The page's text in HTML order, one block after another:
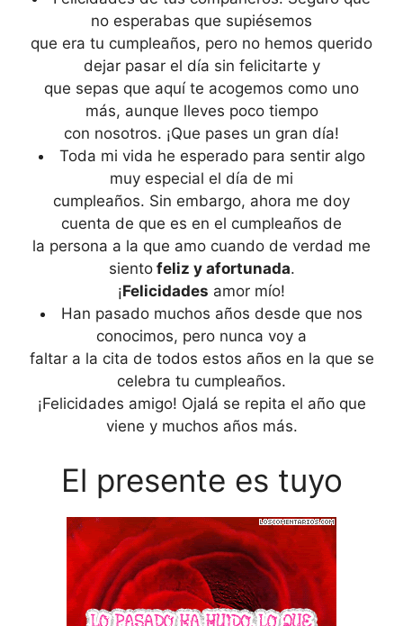
no esperabas que supiésemos
que era tu cumpleaños, pero no hemos querido
dejar pasar el día sin felicitarte y
que sepas que aquí te acogemos como uno
más, aunque lleves poco tiempo
con nosotros. ¡Que pases un gran día!
Toda mi vida he esperado para sentir algo
muy especial el día de mi
cumpleaños. Sin embargo, ahora me doy
cuenta de que es en el cumpleaños de
la persona a la que amo cuando de verdad me
sientofeliz y afortunada.
¡Felicidades amor mío!
Han pasado muchos años desde que nos
conocimos, pero nunca voy a
faltar a la cita de todos estos años en la que se
celebra tu cumpleaños.
¡Felicidades amigo! Ojalá se repita el año que
viene y muchos años más.
El presente es tuyo